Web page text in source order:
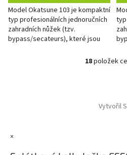
Model Okatsune 103 je kompaktní
typ profesionálních jednoručních
zahradních nůžek (tzv.
bypass/secateurs), které jsou
uživatele se středně velkýma...
O
d
r
18položek
Vytvořil
×